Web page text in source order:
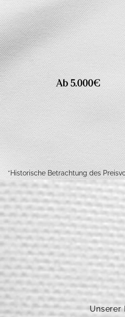
Ab 5.000€
*Historische Betrachtung des
Unserer